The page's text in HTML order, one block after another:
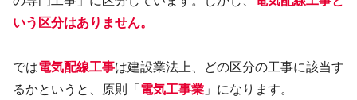
いう区分はありません。
では電気配線工事は建設業法上、どの区分の工事に該当す
るかというと、原則「 電気工事業 」になります。